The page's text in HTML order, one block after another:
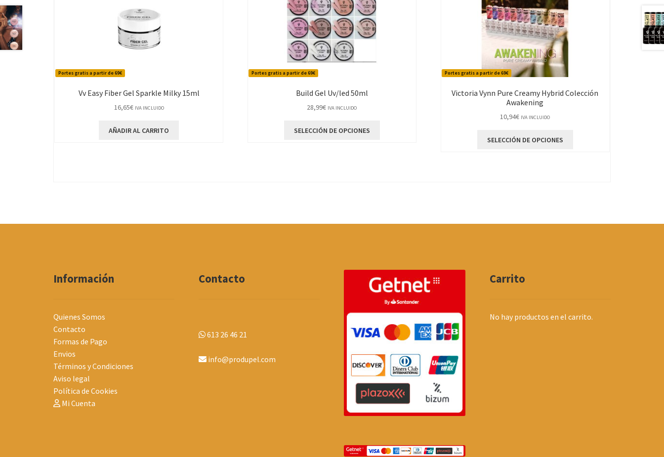
Portes gratis a partir de 69€
Vv Easy Fiber Gel Sparkle Milky 15ml
16,65€ IVA INCLUIDO
AÑADIR AL CARRITO
Portes gratis a partir de 69€
Build Gel Uv/led 50ml
28,99€ IVA INCLUIDO
SELECCIÓN DE OPCIONES
elegir
producto
Portes gratis a partir de 69€
Victoria Vynn Pure Creamy Hybrid Colección
Awakening
10,94€ IVA INCLUIDO
SELECCIÓN DE OPCIONES
pueden
Información
Quienes Somos
Contacto
Formas de Pago
Envios
Términos y Condiciones
Aviso legal
Política de Cookies
Mi Cuenta
Contacto
613 26 46 21
info@produpel.com
Carrito
No hay productos en el carrito.